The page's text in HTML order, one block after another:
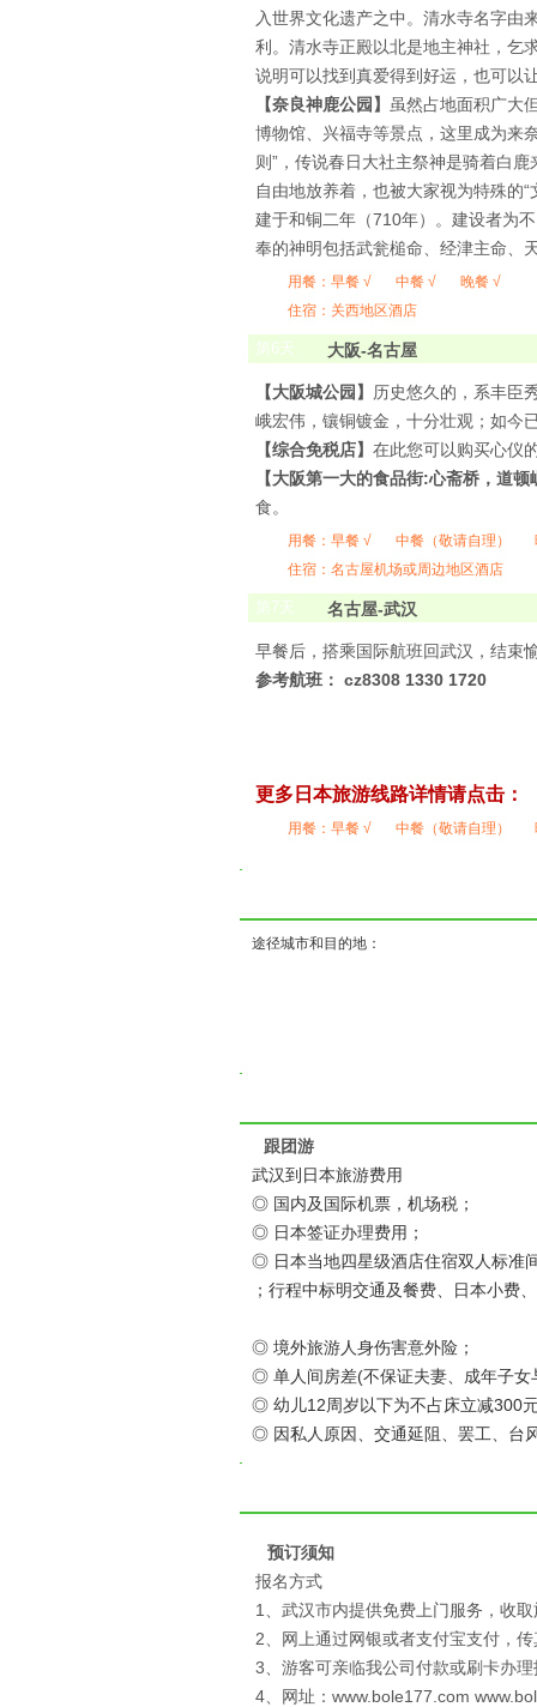
入世界文化遗产之中。清水寺名字由
利。清水寺正殿以北是地主神社，乞
说明可以找到真爱得到好运，也可以
【奈良神鹿公园】 虽然占地面积广大
博物馆、兴福寺等景点，这里成为来
则”，传说春日大社主祭神是骑着白
自由地放养着，也被大家视为特殊的
建于和铜二年（710年）。建设者为
奉的神明包括武瓮槌命、经津主命、
用餐： 早餐 √ 中餐 √
晚餐 √
住宿：关西地区酒店
第6天 大阪-名古屋
【大阪城公园】
历史悠久的，系丰臣
峨宏伟，镶铜镀金，十分壮观；如今
【综合免税店】 在此您可以购买心仪
【大阪第一大的食品街:心斋桥，道顿
食。
用餐： 早餐 √ 中餐（敬请自理）
住宿：名古屋机场或周边地区酒店
第7天 名古屋-武汉
早餐后，搭乘国际航班回武汉，结束
参考航班： cz8308 1330 1720
更多日本旅游线路详情请点击：
用餐： 早餐 √ 中餐（敬请自理）
途径城市和目的地：
跟团游
武汉到日本旅游费用
◎ 国内及国际机票，机场税；
◎ 日本签证办理费用；
◎ 日本当地四星级酒店住宿双人标准
；行程中标明交通及餐费、日本小费
◎ 境外旅游人身伤害意外险 ；
◎ 单人间房差(不保证夫妻、成年子
◎ 幼儿12周岁以下为不占床立减300
◎ 因私人原因、交通延阻、罢工、台
预订须知
报名方式
1、武汉市内提供免费上门服务，收
2、网上通过网银或者支付宝支付，
3、游客可亲临我公司付款或刷卡办
4、网址：www.bole177.com